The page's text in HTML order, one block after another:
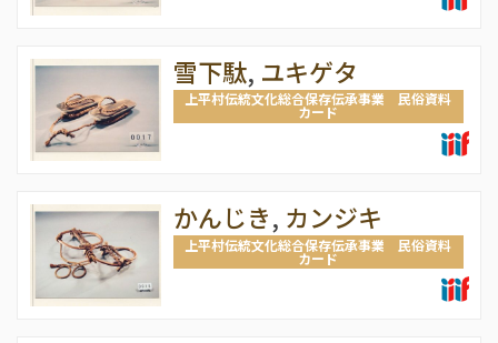
雪下駄, ユキゲタ
上平村伝統文化総合保存伝承事業 民俗資料
カード
かんじき, カンジキ
上平村伝統文化総合保存伝承事業 民俗資料
カード